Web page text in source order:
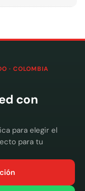
· COLOMBIA
con
para elegir el
para tu